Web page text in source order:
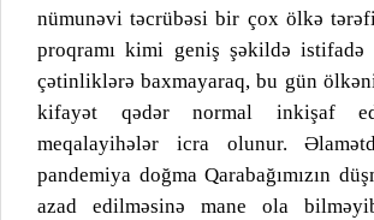
nümunəvi təcrübəsi bir çox ölkə
proqramı kimi geniş şəkildə istifadə
çətinliklərə baxmayaraq, bu gün
kifayət qədər normal inkişaf
meqalayihələr icra olunur.
pandemiya doğma Qarabağımızın
azad edilməsinə mane ola